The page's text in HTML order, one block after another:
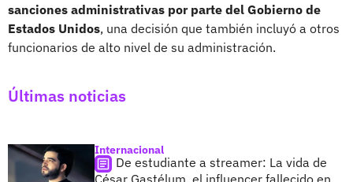
sanciones administrativas por parte del Gobierno de
Estados Unidos, una decisión que también incluyó a otros
funcionarios de alto nivel de su administración.
Últimas noticias
Internacional
De estudiante a streamer: La vida de
César Gastélum, el influencer fallecido en